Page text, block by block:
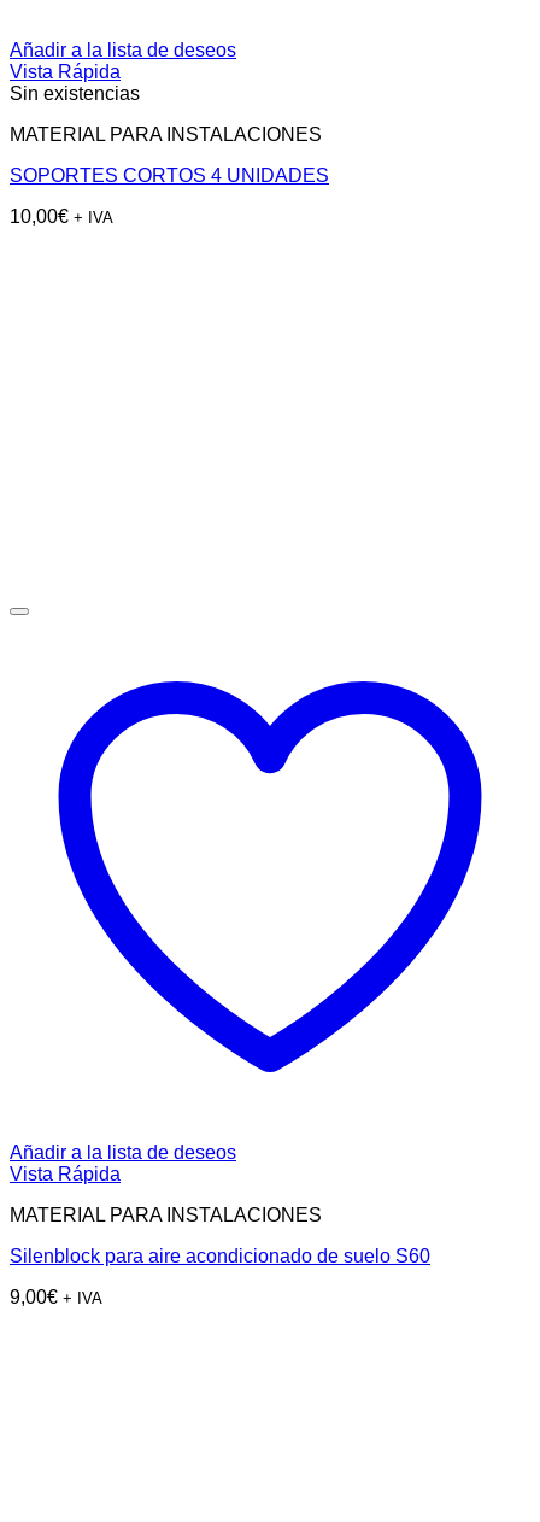
Añadir a la lista de deseos
Vista Rápida
Sin existencias
MATERIAL PARA INSTALACIONES
SOPORTES CORTOS 4 UNIDADES
10,00€ + IVA
Añadir a la lista de deseos
Vista Rápida
MATERIAL PARA INSTALACIONES
Silenblock para aire acondicionado de suelo S60
9,00€ + IVA